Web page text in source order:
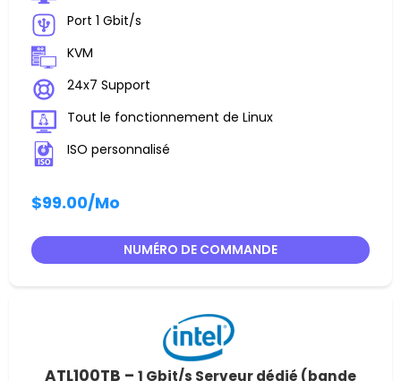
Port 1 Gbit/s
KVM
24x7 Support
Tout le fonctionnement de Linux
ISO personnalisé
$99.00/Mo
NUMÉRO DE COMMANDE
ATL100TB – 1 Gbit/s Serveur dédié (bande